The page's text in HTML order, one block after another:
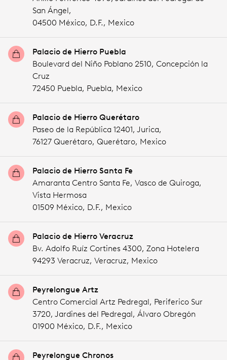
San Ángel,
04500 México, D.F., Mexico
Palacio de Hierro Puebla
Boulevard del Niño Poblano 2510, Concepción la
Cruz
72450 Puebla, Puebla, Mexico
Palacio de Hierro Querétaro
Paseo de la República 12401, Jurica,
76127 Querétaro, Querétaro, Mexico
Palacio de Hierro Santa Fe
Amaranta Centro Santa Fe, Vasco de Quiroga,
Vista Hermosa
01509 México, D.F., Mexico
Palacio de Hierro Veracruz
Bv. Adolfo Ruíz Cortines 4300, Zona Hotelera
94293 Veracruz, Veracruz, Mexico
Peyrelongue Artz
Centro Comercial Artz Pedregal, Periferico Sur
3720, Jardines del Pedregal, Álvaro Obregón
01900 México, D.F., Mexico
Peyrelongue Chronos